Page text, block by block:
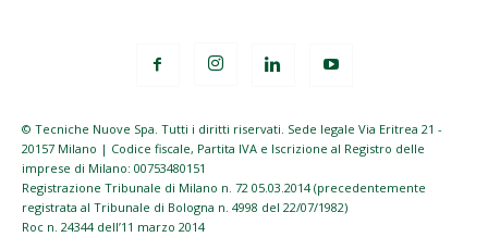
© Tecniche Nuove Spa. Tutti i diritti riservati. Sede legale Via Eritrea 21 -
20157 Milano | Codice fiscale, Partita IVA e Iscrizione al Registro delle
imprese di Milano: 00753480151
Registrazione Tribunale di Milano n. 72 05.03.2014 (precedentemente
registrata al Tribunale di Bologna n. 4998 del 22/07/1982)
Roc n. 24344 dell’11 marzo 2014